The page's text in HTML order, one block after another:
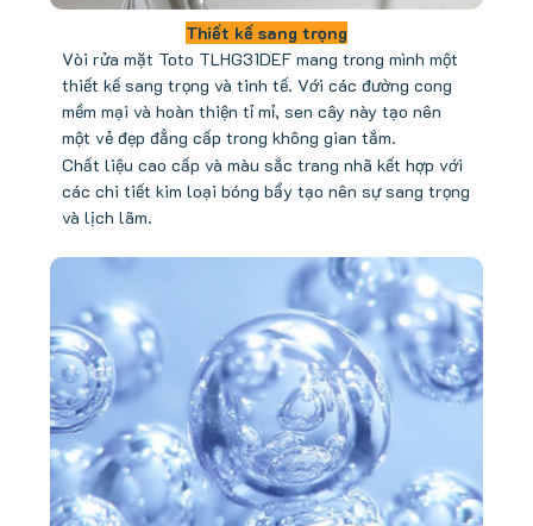
Thiết kế sang trọng
Vòi rửa mặt Toto TLHG31DEF mang trong mình một
thiết kế sang trọng và tinh tế. Với các đường cong
mềm mại và hoàn thiện tỉ mỉ, sen cây này tạo nên
một vẻ đẹp đẳng cấp trong không gian tắm.
Chất liệu cao cấp và màu sắc trang nhã kết hợp với
các chi tiết kim loại bóng bẩy tạo nên sự sang trọng
và lịch lãm.